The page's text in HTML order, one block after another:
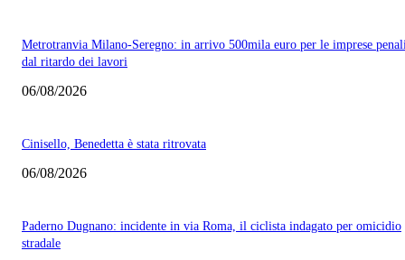
Metrotranvia Milano-Seregno: in arrivo 500mila euro per le imprese
dal ritardo dei lavori
06/08/2026
Cinisello, Benedetta è stata ritrovata
06/08/2026
Paderno Dugnano: incidente in via Roma, il ciclista indagato per omicidio
stradale